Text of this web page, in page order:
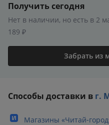
Получить сегодня
Нет в наличии, но есть в 2
189 ₽
Забрать из
Способы доставки в г.
Магазины